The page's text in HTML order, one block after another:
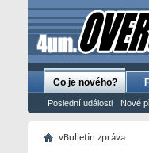
Co je nového?
Poslední události Nové
vBulletin zpráva